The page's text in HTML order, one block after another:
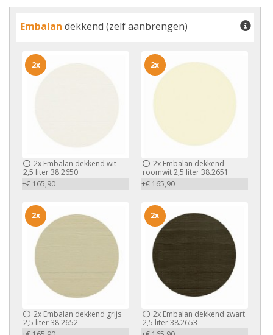
Embalan dekkend (zelf aanbrengen)
2x Embalan dekkend wit
2,5 liter 38.2650
+€ 165,90
2x
2xEmbalan dekkend
roomwit 2,5 liter 38.2651
+€ 165,90
2x
2x Embalan dekkend grijs
2,5 liter 38.2652
2x
2xEmbalan dekkend zwart
2,5 liter 38.2653
2x